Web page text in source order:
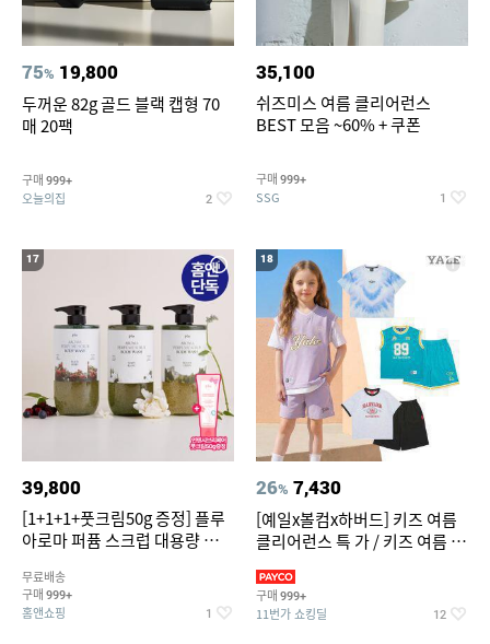
75% 19,800
두꺼운 82g 골드 블랙 캡형 70
매 20팩
구매 999+
오늘의집 2
35,100
쉬즈미스 여름 클리어런스
BEST 모음 ~60% + 쿠폰
구매 999+
SSG 1
17
39,800
[1+1+1+풋크림50g 증정] 플루
아로마 퍼퓸 스크럽 대용량 바디
무료배송
구매 999+
홈앤쇼핑 1
18
26% 7,430
[예일x볼컴x하버드] 키즈 여름
클리어런스 특 가 / 키즈 여름 수
구매 999+
11번가 쇼킹딜 12